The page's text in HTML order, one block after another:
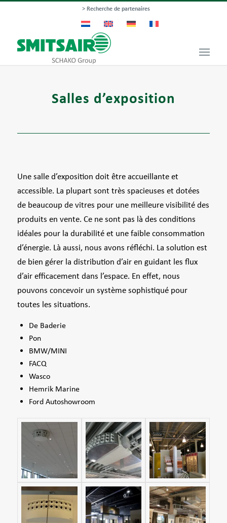
> Recherche de partenaires
Salles d’exposition
Une salle d’exposition doit être accueillante et
accessible. La plupart sont très spacieuses et dotées
de beaucoup de vitres pour une meilleure visibilité des
produits en vente. Ce ne sont pas là des conditions
idéales pour la durabilité et une faible consommation
d’énergie. Là aussi, nous avons réfléchi. La solution est
de bien gérer la distribution d’air en guidant les flux
d’air efficacement dans l’espace. En effet, nous
pouvons concevoir un système sophistiqué pour
toutes les situations.
De Baderie
Pon
BMW/MINI
FACQ
Wasco
Hemrik Marine
Ford Autoshowroom